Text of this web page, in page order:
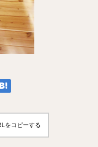
をコピーする